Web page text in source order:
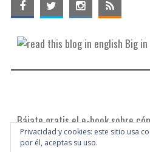
Big
Bájate gratis el e-book sobre
Finlandia.
Privacidad y cookies: este sitio usa
por él, aceptas su uso.